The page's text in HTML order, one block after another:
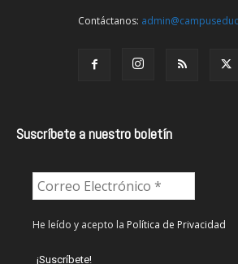
Contáctanos:
Suscríbete a nuestro boletín
He leído y acepto la Política de Privacidad